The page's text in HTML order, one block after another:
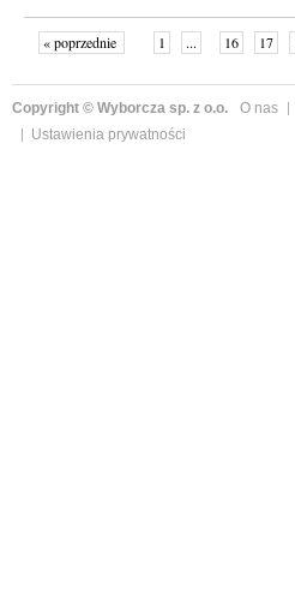
« poprzednie 1 ... 16 17
Copyright © Wyborcza sp. z o.o. O nas
Ustawienia prywatności